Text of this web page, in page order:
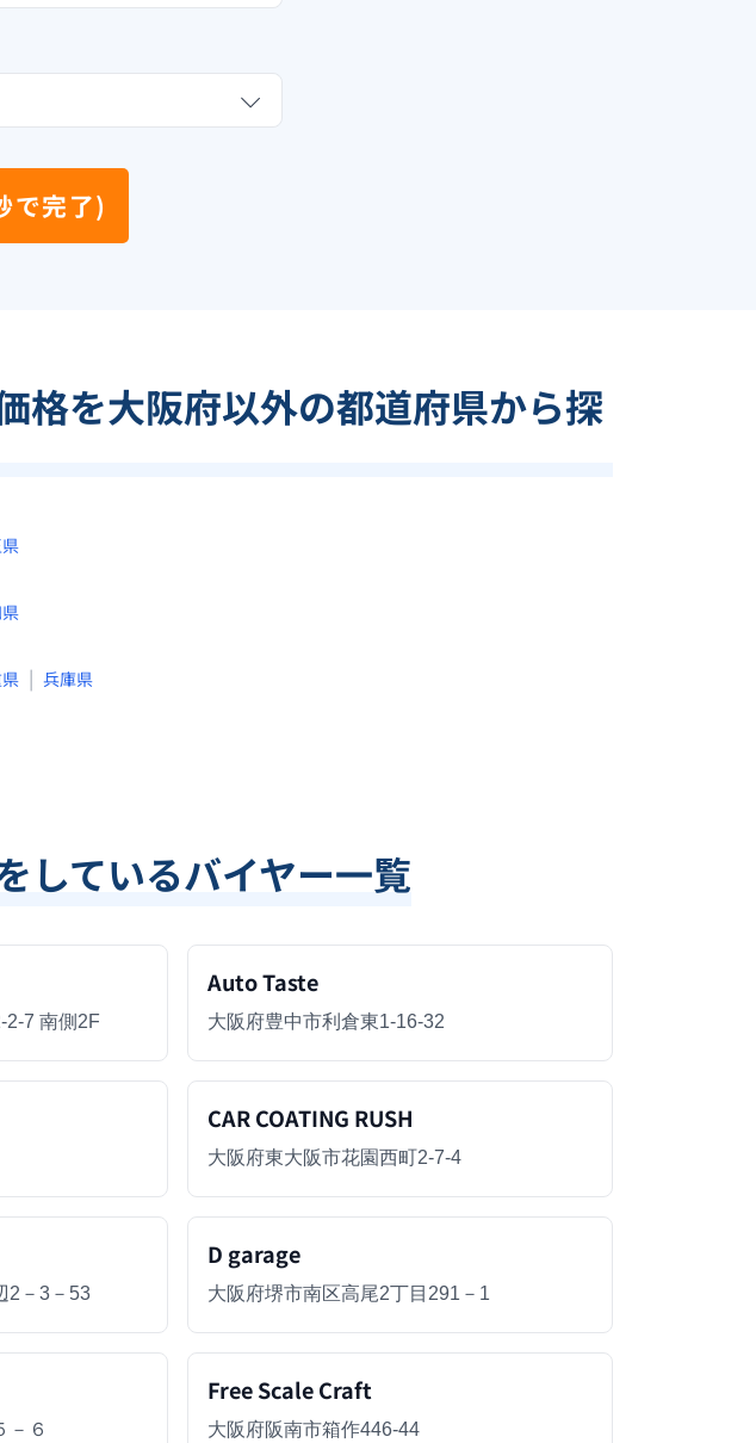
で完了)
格を大阪府以外の都道府県から探
| 兵庫県
しているバイヤー一覧
2-7 南側2F
Auto Taste
大阪府豊中市利倉東1-16-32
CAR COATING RUSH
大阪府東大阪市花園西町2-7-4
2－3－53
D garage
大阪府堺市南区高尾2丁目291－1
－６
Free Scale Craft
大阪府阪南市箱作446-44